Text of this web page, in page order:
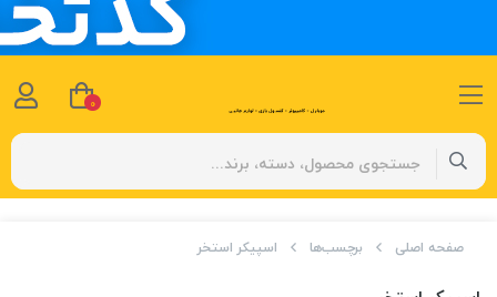
صفحه اصلی برچسب‌ها اسپیکر استخر
0